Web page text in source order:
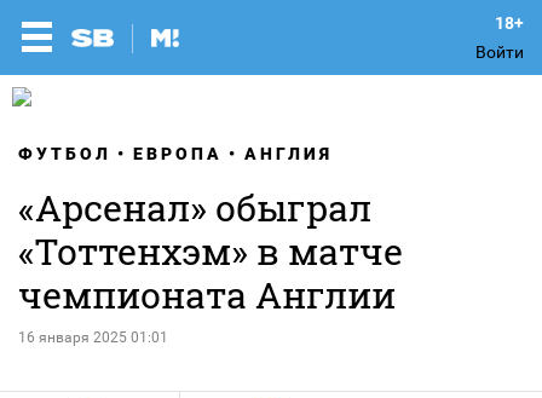
Войти
ФУТБОЛ ЕВРОПА АНГЛИЯ
«Арсенал» обыграл
«Тоттенхэм» в матче
чемпионата Англии
16 января 2025 01:01